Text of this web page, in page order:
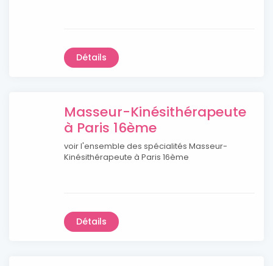
Détails
Masseur-Kinésithérapeute
à Paris 16ème
voir l'ensemble des spécialités Masseur-
Kinésithérapeute à Paris 16ème
Détails